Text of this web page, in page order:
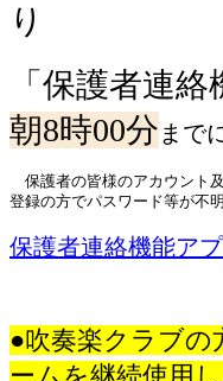
り
「保護者連絡
朝8時00分 まで
保護者の皆様のアカウント
登録の方でパスワード等が不
保護者連絡機能ア
●吹奏楽クラブの